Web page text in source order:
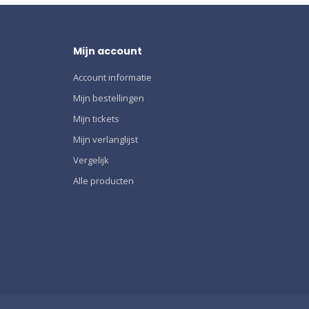
Mijn account
Account informatie
Mijn bestellingen
Mijn tickets
Mijn verlanglijst
Vergelijk
Alle producten